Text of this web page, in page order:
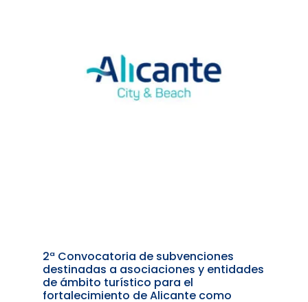
2ª Convocatoria de subvenciones
destinadas a asociaciones y entidades
de ámbito turístico para el
fortalecimiento de Alicante como